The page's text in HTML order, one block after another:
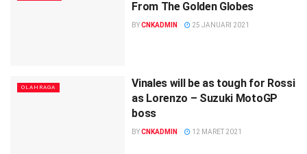
From The Golden Globes
BYCNKADMIN 25 JANUARI 2021
OLAHRAGA
Vinales will be as tough for Rossi
as Lorenzo – Suzuki MotoGP
boss
BYCNKADMIN 12 MARET 2021